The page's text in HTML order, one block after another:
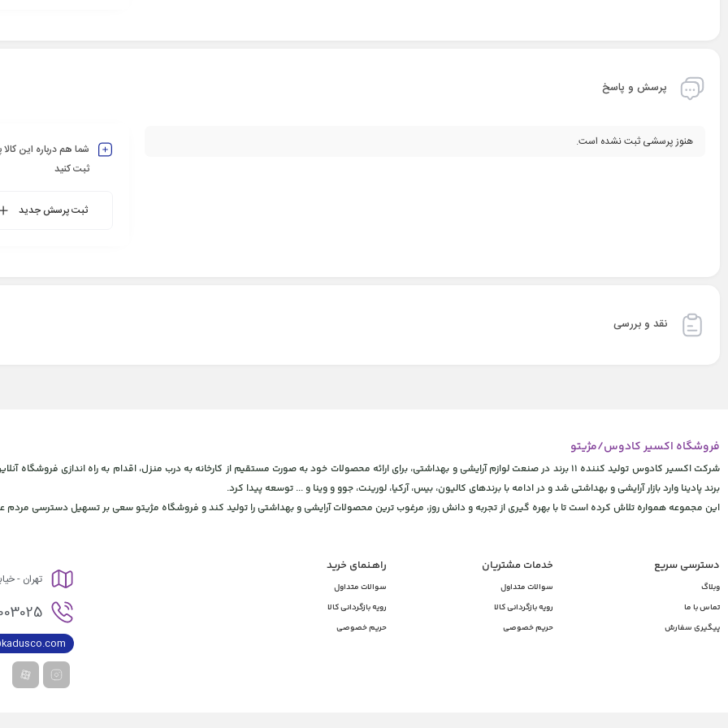
پرسش و پاسخ
هنوز پرسشی ثبت نشده است.
شما هم درباره این
ثبت کنید
ثبت پرسش جدید
نقد و بررسی
فروشگاه اکسیر کادوس/مژیتو
شرکت اکسیر کادوس تولید کننده 11 برند در صنعت لوازم آرایشی و بهداشتی، برای ارائه محصولات خود به صورت مستقیم از کارخانه به درب منزل، اقدام به راه اندازی
برند پادینا وارد بازار آرایشی و بهداشتی شد و در ادامه با برندهای کالیون، بیس، آرکیا، لورینت، جوو و وینا و ... توسعه پیدا کرد.
این مجموعه همواره تلاش کرده است تا با بهره گیری از تجربه و دانش روز، مرغوب ترین محصولات آرایشی و بهداشتی را تولید کند و فروشگاه مژیتو سعی بر تسهیل دسترسی مردم
دسترسی سریع
وبلاگ
تماس با ما
پیگیری سفارش
خدمات مشتریان
سوالات متداول
رویه بازگردانی کالا
حریم خصوصی
راهـنمای خرید
سوالات متداول
رویه بازگردانی کالا
حریم خصوصی
تهران -